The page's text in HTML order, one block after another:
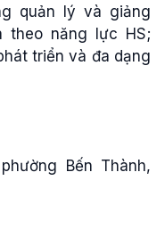
quản lý và giảng
theo năng lực HS;
triển và đa dạng
Bến Thành,